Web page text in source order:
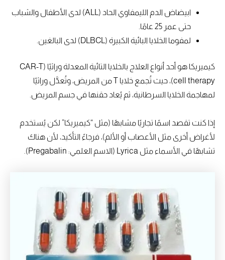
ابيضاض الدم الليمفاوي الحاد (ALL) لدى الأطفال والشباب
حتى عمر 25 عامًا.
لمفوما الخلايا البائية الكبيرة (DLBCL) لدى البالغين.
كيميريكا هو أحد أنواع العلاج بالخلايا التائية المعدلة وراثيًا (CAR-T
cell therapy)، حيث تُجمع خلايا T من المريض، وتُعدَّل وراثيًا
لمهاجمة الخلايا السرطانية، ثم يُعاد حقنها في جسم المريض.
إذا كنت تقصد اسمًا تجاريًا مشابهًا (مثل “كيميريكا” لكن يُستخدم
لأغراض أخرى مثل الأعصاب أو الألم)، فرجاءً التأكيد، لأن هناك
تشابهًا في الأسماء مثل Lyrica (الاسم العلمي: Pregabalin).